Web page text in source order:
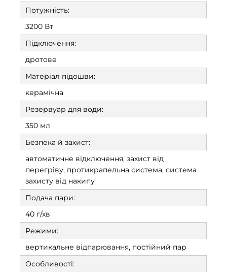
Потужність:
3200 Вт
Підключення:
дротове
Матеріал підошви:
керамічна
Резервуар для води:
350 мл
Безпека й захист:
автоматичне відключення, захист від
перегріву, протикрапельна система, система
захисту від накипу
Подача пари:
40 г/хв
Режими:
вертикальне відпарювання, постійний пар
Особливості: